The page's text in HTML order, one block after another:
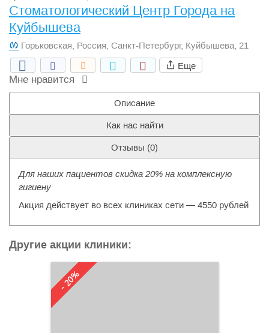
Стоматологический Центр Города на
Куйбышева
Горьковская, Россия, Санкт-Петербург, Куйбышева, 21
Еще
Мне нравится
Описание
Как нас найти
Отзывы (0)
Для наших пациентов скидка 20% на комплексную
гигиену
Акция действует во всех клиниках сети — 4550 рублей
Другие акции клиники:
- 20%